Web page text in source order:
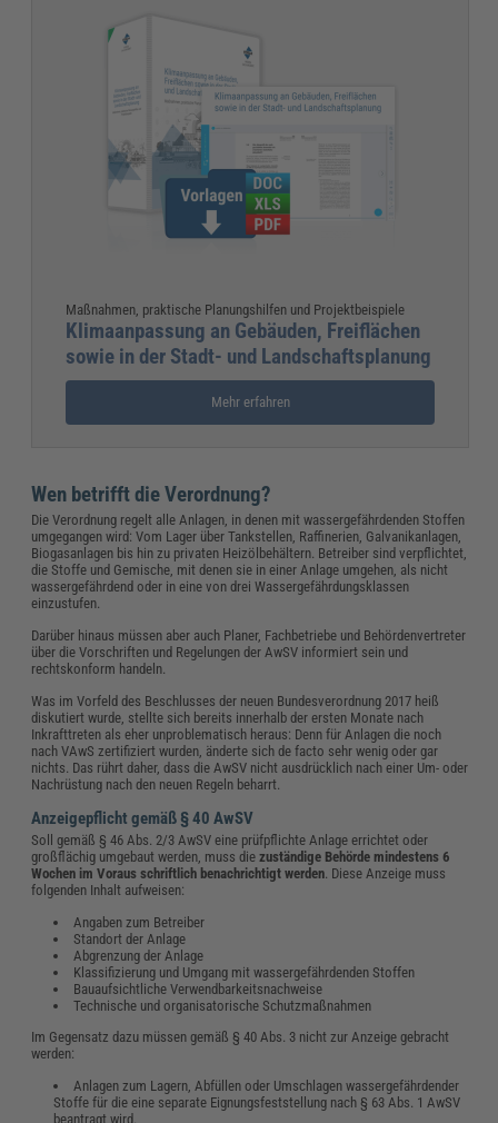
Maßnahmen, praktische Planungshilfen und Projektbeispiele
Klimaanpassung an Gebäuden, Freiflächen
sowie in der Stadt- und Landschaftsplanung
Mehr erfahren
Wen betrifft die Verordnung?
Die Verordnung regelt alle Anlagen, in denen mit wassergefährdenden Stoffen
umgegangen wird: Vom Lager über Tankstellen, Raffinerien, Galvanikanlagen,
Biogasanlagen bis hin zu privaten Heizölbehältern. Betreiber sind verpflichtet,
die Stoffe und Gemische, mit denen sie in einer Anlage umgehen, als nicht
wassergefährdend oder in eine von drei Wassergefährdungsklassen
einzustufen.
Darüber hinaus müssen aber auch Planer, Fachbetriebe und Behördenvertreter
über die Vorschriften und Regelungen der AwSV informiert sein und
rechtskonform handeln.
Was im Vorfeld des Beschlusses der neuen Bundesverordnung 2017 heiß
diskutiert wurde, stellte sich bereits innerhalb der ersten Monate nach
Inkrafttreten als eher unproblematisch heraus: Denn für Anlagen die noch
nach VAwS zertifiziert wurden, änderte sich de facto sehr wenig oder gar
nichts. Das rührt daher, dass die AwSV nicht ausdrücklich nach einer Um- oder
Nachrüstung nach den neuen Regeln beharrt.
Anzeigepflicht gemäß § 40 AwSV
Soll gemäß § 46 Abs. 2/3 AwSV eine prüfpflichte Anlage errichtet oder
großflächig umgebaut werden, muss diezuständige Behörde mindestens 6
Wochen im Voraus schriftlich benachrichtigt werden . Diese Anzeige muss
folgenden Inhalt aufweisen:
Angaben zum Betreiber
Standort der Anlage
Abgrenzung der Anlage
Klassifizierung und Umgang mit wassergefährdenden Stoffen
Bauaufsichtliche Verwendbarkeitsnachweise
Technische und organisatorische Schutzmaßnahmen
Im Gegensatz dazu müssen gemäß § 40 Abs. 3 nicht zur Anzeige gebracht
werden:
Anlagen zum Lagern, Abfüllen oder Umschlagen wassergefährdender
Stoffe für die eine separate Eignungsfeststellung nach § 63 Abs. 1 AwSV
beantragt wird.